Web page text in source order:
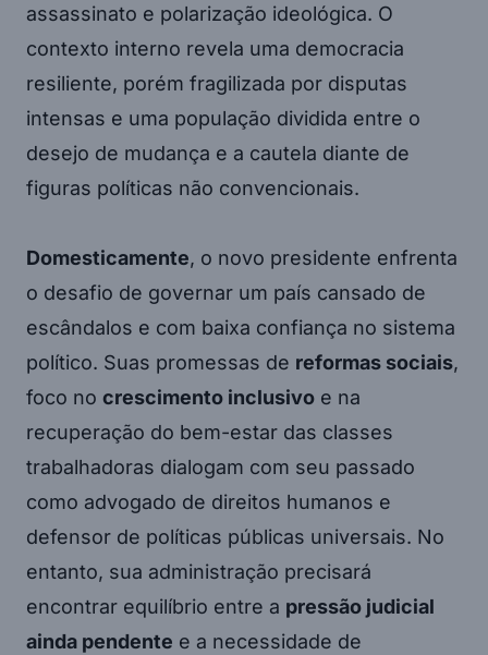
assassinato e polarização ideológica. O
contexto interno revela uma democracia
resiliente, porém fragilizada por disputas
intensas e uma população dividida entre o
desejo de mudança e a cautela diante de
figuras políticas não convencionais.
Domesticamente, o novo presidente enfrenta
o desafio de governar um país cansado de
escândalos e com baixa confiança no sistema
político. Suas promessas de reformas sociais,
foco no crescimento inclusivo e na
recuperação do bem-estar das classes
trabalhadoras dialogam com seu passado
como advogado de direitos humanos e
defensor de políticas públicas universais. No
entanto, sua administração precisará
encontrar equilíbrio entre a pressão judicial
ainda pendente e a necessidade de